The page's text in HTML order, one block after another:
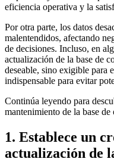
eficiencia operativa y la
Por otra parte, los datos
malentendidos, afectando
de decisiones. Incluso, en
actualización de la base de
deseable, sino exigible para
indispensable para evitar
Continúa leyendo para
mantenimiento de la base
1. Establece un
actualización de